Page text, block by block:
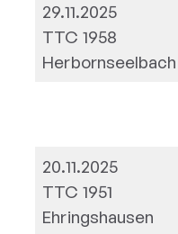
29.11.2025
TTC 1958
Herbornseelbach
20.11.2025
TTC 1951
Ehringshausen